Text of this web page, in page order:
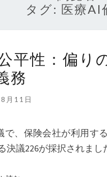
タグ: 医療AI
が
求
審
査
平性：偏り
務
月11日
で、保険会社が利用す
決議226が採択されま